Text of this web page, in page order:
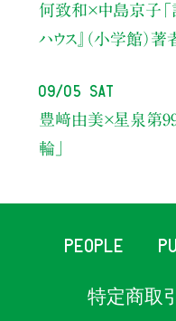
何致和×中島京子
ハウス』（小学館）
09/05 Sat
豊﨑由美×星泉 第
輪」
PEOPLE
特定商取